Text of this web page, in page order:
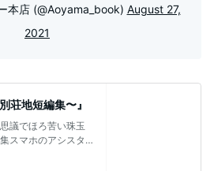
本店 (@Aoyama_book) August 27,
2021
荘地短編集〜』
スマホのアシスタ